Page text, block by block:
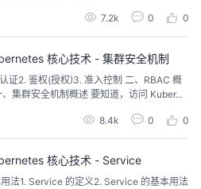
7.2k 0 0
核心技术 - 集群安全机制
述三、RBAC 角色绑定操作演示 一、集群安全机制概述 要知道，访问 Kuber...
8.4k 0 0
核心技术 - Service